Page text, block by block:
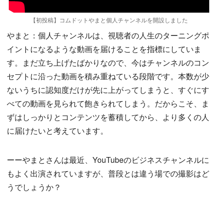
【初投稿】コムドットやまと個人チャンネルを開設しました
やまと：個人チャンネルは、視聴者の人生のターニングポ
イントになるような動画を届けることを指標にしていま
す。まだ立ち上げたばかりなので、今はチャンネルのコン
セプトに沿った動画を積み重ねている段階です。本数が少
ないうちに認知度だけが先に上がってしまうと、すぐにす
べての動画を見られて飽きられてしまう。だからこそ、ま
ずはしっかりとコンテンツを蓄積してから、より多くの人
に届けたいと考えています。
ーーやまとさんは最近、YouTubeのビジネスチャンネルに
もよく出演されていますが、普段とは違う場での撮影はど
うでしょうか？